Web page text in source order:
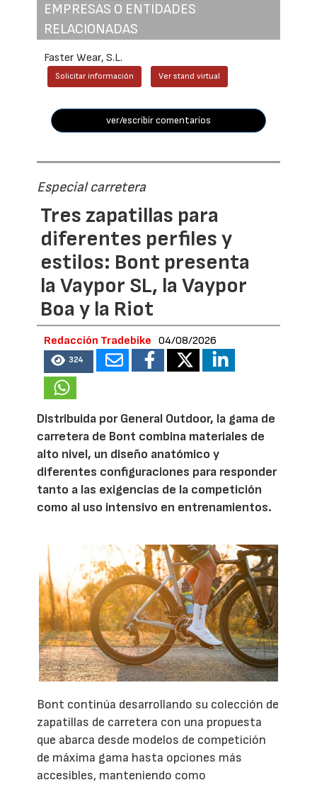
EMPRESAS O ENTIDADES
RELACIONADAS
Faster Wear, S.L.
Solicitar información Ver stand virtual
ver/escribir comentarios
Especial carretera
Tres zapatillas para
diferentes perfiles y
estilos: Bont presenta
la Vaypor SL, la Vaypor
Boa y la Riot
Redacción Tradebike 04/08/2026
324
Distribuida por General Outdoor, la gama de
carretera de Bont combina materiales de
alto nivel, un diseño anatómico y
diferentes configuraciones para responder
tanto a las exigencias de la competición
como al uso intensivo en entrenamientos.
Bont continúa desarrollando su colección de
zapatillas de carretera con una propuesta
que abarca desde modelos de competición
de máxima gama hasta opciones más
accesibles, manteniendo como